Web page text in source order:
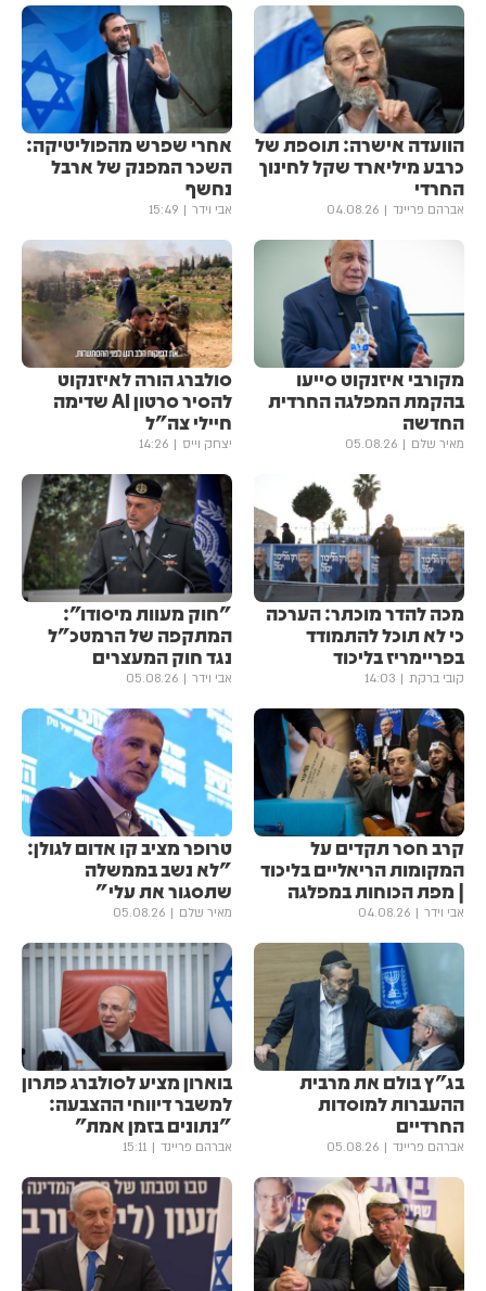
הוועדה אישרה: תוספת של
כרבע מיליארד שקל לחינוך
החרדי
אברהם פריינד 04.08.26
אחרי שפרש מהפוליטיקה:
השכר המפנק של ארבל
נחשף
אבי וידר 15:49
מקורבי איזנקוט סייעו
בהקמת המפלגה החרדית
החדשה
מאיר שלם 05.08.26
סולברג הורה לאיזנקוט
להסיר סרטון AI שדימה
חיילי צה"ל
יצחק וייס 14:26
מכה להדר מוכתר: הערכה
כי לא תוכל להתמודד
בפריימריז בליכוד
קובי ברקת 14:03
"חוק מעוות מיסודו":
המתקפה של הרמטכ"ל
נגד חוק המעצרים
אבי וידר 05.08.26
קרב חסר תקדים על
המקומות הריאליים בליכוד
| מפת הכוחות במפלגה
אבי וידר 04.08.26
טרופר מציב קו אדום לגולן:
"לא נשב בממשלה
שתסגור את עלי"
מאיר שלם 05.08.26
בג"ץ בולם את מרבית
ההעברות למוסדות
החרדיים
אברהם פריינד 05.08.26
בוארון מציע לסולברג פתרון
למשבר דיווחי ההצבעה:
"נתונים בזמן אמת"
אברהם פריינד 15:11